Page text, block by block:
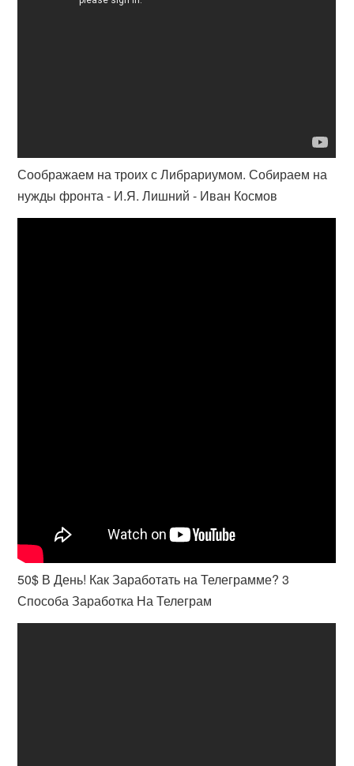
Соображаем на троих с Либрариумом. Собираем на
нужды фронта - И.Я. Лишний - Иван Космов
50$ В День! Как Заработать на Телеграмме? 3
Способа Заработка На Телеграм